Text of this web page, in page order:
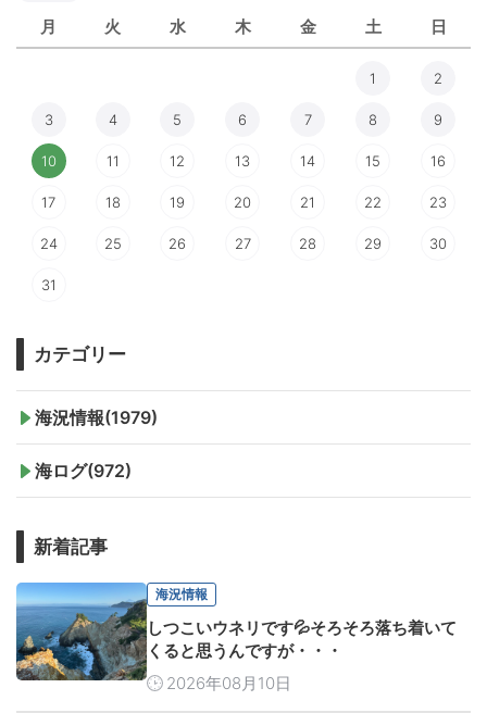
月 火 水 木 金 土 日
1 2
3 4 5 6 7 8 9
10 11 12 13 14 15 16
17 18 19 20 21 22 23
24 25 26 27 28 29 30
31
カテゴリー
海況情報(1979)
海ログ(972)
新着記事
海況情報
しつこいウネリです💦そろそろ落ち着いて
くると思うんですが・・・
2026年08月10日